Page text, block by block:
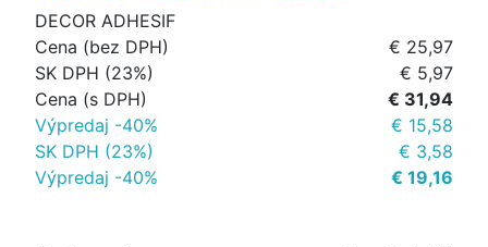
DECOR ADHESIF
Cena (bez DPH)
€ 25,97
SK DPH (23%)
€ 5,97
Cena (s DPH)
€ 31,94
Výpredaj -40%
€ 15,58
SK DPH (23%)
€ 3,58
Výpredaj -40%
€ 19,16